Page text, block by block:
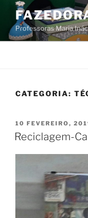
Saltar
conteúdo
Professoras Maria
CATEGORIA:
PUBLICADO
EM
10 FEVEREIRO,
Reciclagem-